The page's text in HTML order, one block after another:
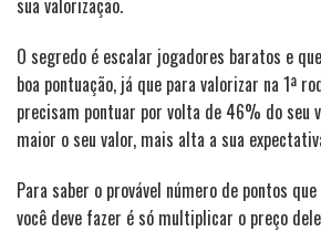
sua valorização.
O segredo é escalar jogadores baratos e
boa pontuação, já que para valorizar na 1ª
precisam pontuar por volta de 46% do seu
maior o seu valor, mais alta a sua
Para saber o provável número de pontos
você deve fazer é só multiplicar o preço